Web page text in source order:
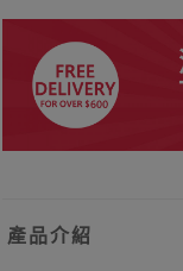
產品介紹